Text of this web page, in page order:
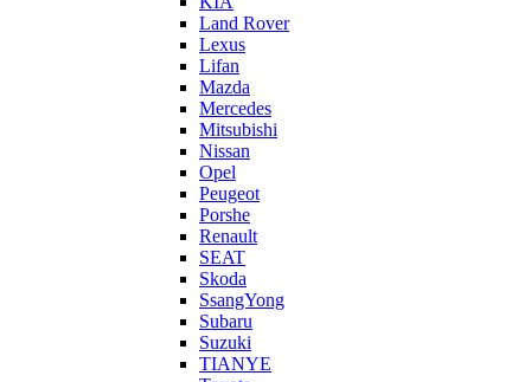
Land Rover
Lexus
Lifan
Mazda
Mercedes
Mitsubishi
Nissan
Opel
Peugeot
Porshe
Renault
SEAT
Skoda
SsangYong
Subaru
Suzuki
TIANYE